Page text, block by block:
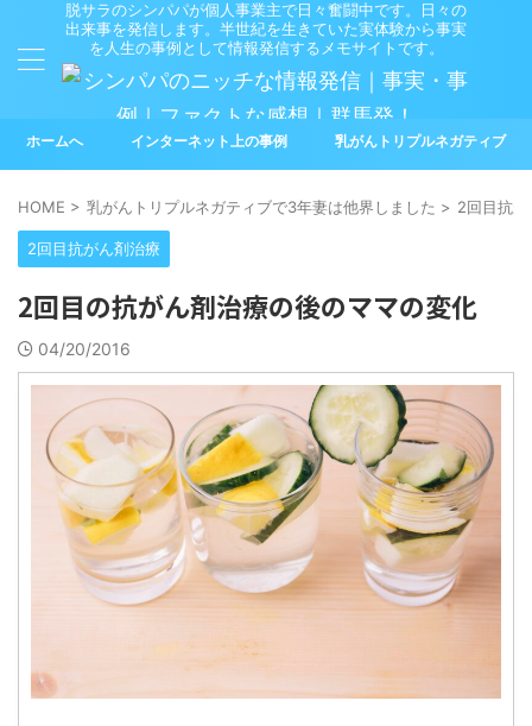
脱サラのシンパパが個人事業主で日々奮闘中です。日々の
出来事を発信します。半世紀を生きていた実体験から事実
を人生の事例として情報発信するメモサイトです。
ホームへ インターネット上の事例 乳がんトリプルネガティブ
HOME > 乳がんトリプルネガティブで3年妻は他界しました > 2回目抗
2回目抗がん剤治療
2回目の抗がん剤治療の後のママの変化
04/20/2016